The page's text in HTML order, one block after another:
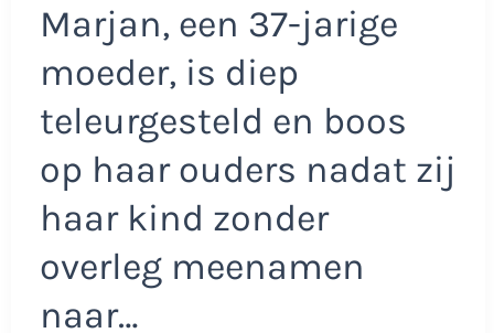
Marjan, een 37-jarige
moeder, is diep
teleurgesteld en boos
op haar ouders nadat zij
haar kind zonder
overleg meenamen
naar…